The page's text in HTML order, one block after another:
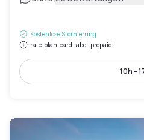
Kostenlose Stornierung
rate-plan-card.label-prepaid
10h -